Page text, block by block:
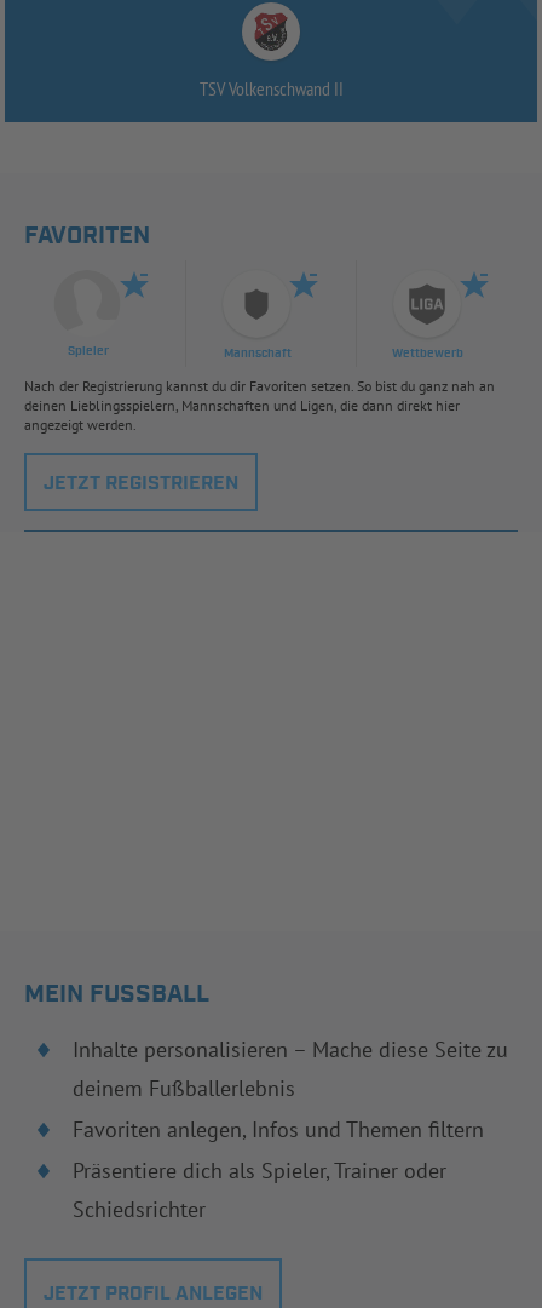
TSV Volkenschwand II
FAVORITEN
Spieler Mannschaft Wettbewerb
Nach der Registrierung kannst du dir Favoriten setzen. So bist du ganz nah an
deinen Lieblingsspielern, Mannschaften und Ligen, die dann direkt hier
angezeigt werden.
JETZT REGISTRIEREN
MEIN FUSSBALL
Inhalte personalisieren – Mache diese Seite zu
deinem Fußballerlebnis
Favoriten anlegen, Infos und Themen filtern
Präsentiere dich als Spieler, Trainer oder
Schiedsrichter
JETZT PROFIL ANLEGEN